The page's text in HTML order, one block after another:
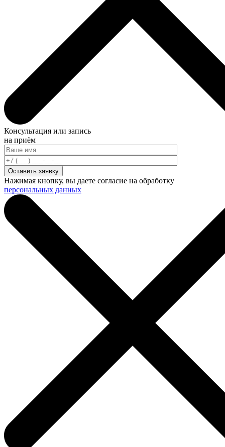
Консультация или запись
на приём
Нажимая кнопку, вы даете согласие на обработку
персональных данных